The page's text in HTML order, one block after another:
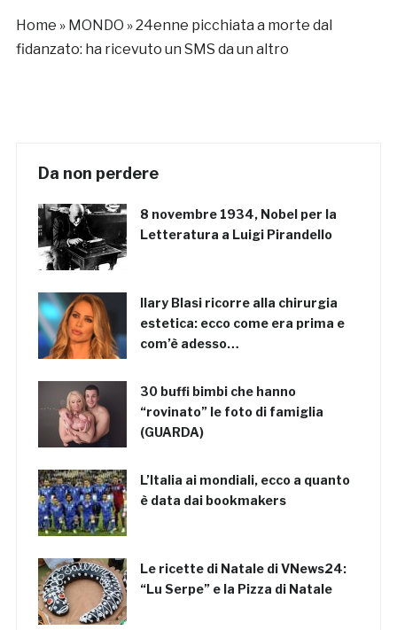
Home » MONDO »24enne picchiata a morte dal
fidanzato: ha ricevuto un SMS da un altro
Da non perdere
8 novembre 1934, Nobel per la
Letteratura a Luigi Pirandello
Ilary Blasi ricorre alla chirurgia
estetica: ecco come era prima e
com’è adesso…
30 buffi bimbi che hanno
“rovinato” le foto di famiglia
(GUARDA)
L’Italia ai mondiali, ecco a quanto
è data dai bookmakers
Le ricette di Natale di VNews24:
“Lu Serpe” e la Pizza di Natale